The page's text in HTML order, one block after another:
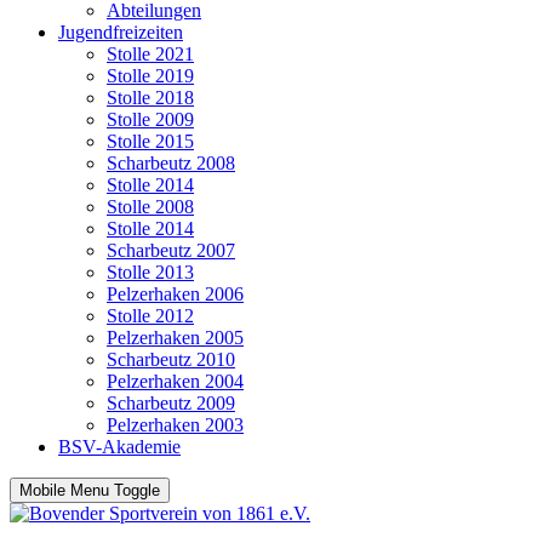
Abteilungen
Jugendfreizeiten
Stolle 2021
Stolle 2019
Stolle 2018
Stolle 2009
Stolle 2015
Scharbeutz 2008
Stolle 2014
Stolle 2008
Stolle 2014
Scharbeutz 2007
Stolle 2013
Pelzerhaken 2006
Stolle 2012
Pelzerhaken 2005
Scharbeutz 2010
Pelzerhaken 2004
Scharbeutz 2009
Pelzerhaken 2003
BSV-Akademie
Mobile Menu Toggle